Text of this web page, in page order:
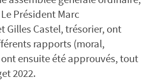
Président Marc
Gilles Castel, trésorier, ont
rapports (moral,
ensuite été approuvés, tout
2022.